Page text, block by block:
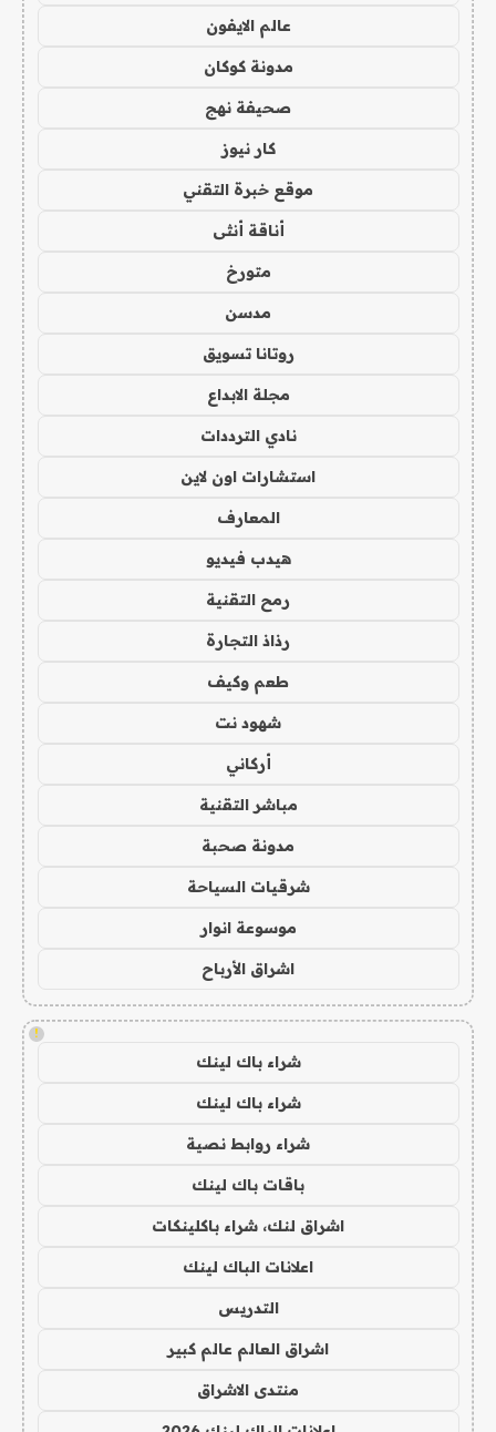
عالم الايفون
مدونة كوكان
صحيفة نهج
كار نيوز
موقع خبرة التقني
أناقة أنثى
متورخ
مدسن
روتانا تسويق
مجلة الابداع
نادي الترددات
استشارات اون لاين
المعارف
هيدب فيديو
رمح التقنية
رذاذ التجارة
طعم وكيف
شهود نت
أركاني
مباشر التقنية
مدونة صحبة
شرقيات السياحة
موسوعة انوار
اشراق الأرباح
!
شراء باك لينك
شراء باك لينك
شراء روابط نصية
باقات باك لينك
اشراق لنك، شراء باكلينكات
اعلانات الباك لينك
التدريس
اشراق العالم عالم كبير
منتدى الاشراق